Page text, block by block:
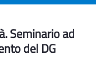
Seminario ad
del DG